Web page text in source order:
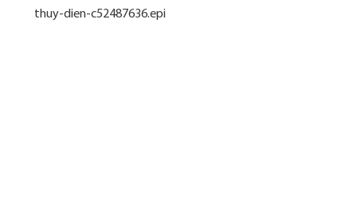
thuy-dien-c52487636.epi